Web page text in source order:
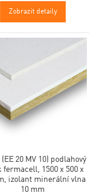
Zobrazit detaily
(EE 20 MV 10) podlahový
fermacell, 1500 x 500 x
izolant minerální vlna
10 mm